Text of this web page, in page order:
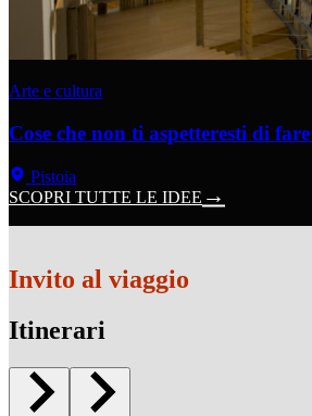
Arte e cultura
Cose che non ti aspetteresti di
Pistoia
SCOPRI TUTTE LE IDEE
Invito al viaggio
Itinerari